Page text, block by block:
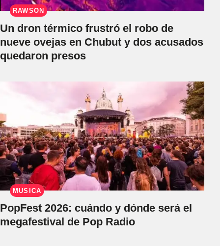
RAWSON
Un dron térmico frustró el robo de
nueve ovejas en Chubut y dos acusados
quedaron presos
MÚSICA
PopFest 2026: cuándo y dónde será el
megafestival de Pop Radio